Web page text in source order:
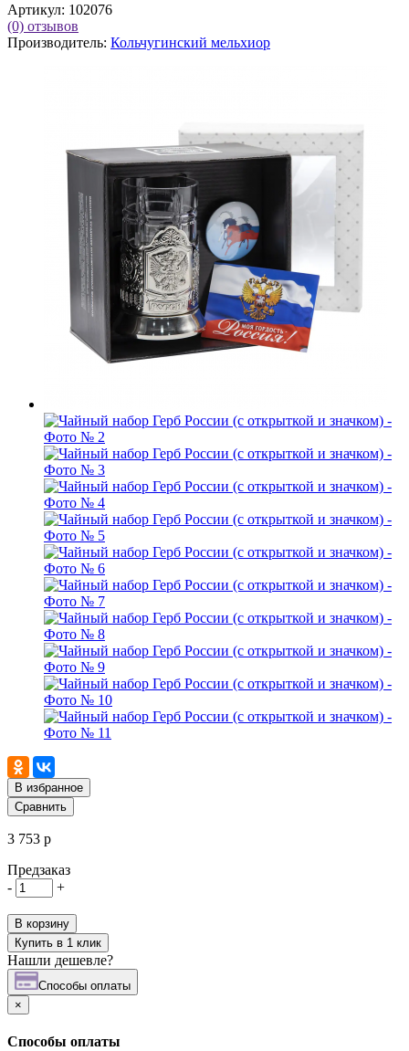
Артикул: 102076
(0) отзывов
Производитель: Кольчугинский мельхиор
В избранное
Сравнить
3 753 р
Предзаказ
-
+
В корзину
Купить в 1 клик
Нашли дешевле?
Cпособы оплаты
×
Cпособы оплаты